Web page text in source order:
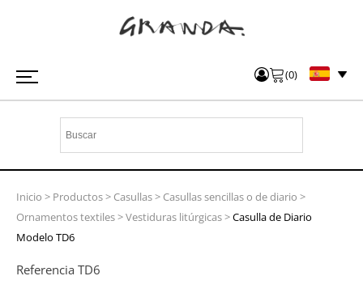
(0)
Inicio > Productos> Casullas> Casullas sencillas o de diario >
Ornamentos textiles>Vestiduras litúrgicas>Casulla de Diario
Modelo TD6
Referencia TD6